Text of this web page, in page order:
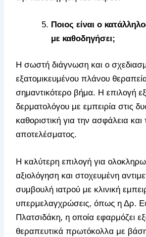
Ποιος είναι ο
με καθοδηγήσει;
Η σωστή διάγνωση και ο
εξατομικευμένου πλάνου
σημαντικότερο βήμα. Η επιλογή
δερματολόγου με εμπειρία στις
καθοριστική για την ασφάλεια και
αποτελέσματος.
Η καλύτερη επιλογή για
αξιολόγηση και στοχευμένη
συμβουλή ιατρού με κλινική
υπερμελαγχρώσεις, όπως η Δρ.
Πλατσιδάκη, η οποία εφαρμόζει
θεραπευτικά πρωτόκολλα με βάση